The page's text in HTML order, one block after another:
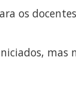
os
mas